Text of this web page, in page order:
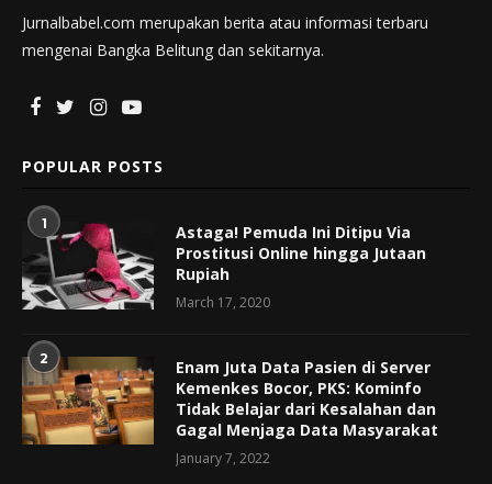
Jurnalbabel.com merupakan berita atau informasi terbaru
mengenai Bangka Belitung dan sekitarnya.
POPULAR POSTS
1
Astaga! Pemuda Ini Ditipu Via
Prostitusi Online hingga Jutaan
Rupiah
March 17, 2020
2
Enam Juta Data Pasien di Server
Kemenkes Bocor, PKS: Kominfo
Tidak Belajar dari Kesalahan dan
Gagal Menjaga Data Masyarakat
January 7, 2022